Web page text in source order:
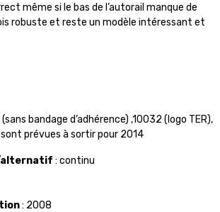
même si le bas de l’autorail manque de
robuste et reste un modèle intéressant et
(sans bandage d’adhérence) ,10032 (logo TER),
prévues à sortir pour 2014
alternatif : continu
: 2008